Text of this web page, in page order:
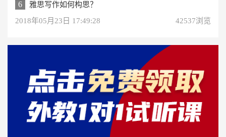
6
雅思写作如何构思？
2018年05月23日 17:49:28
42537浏览